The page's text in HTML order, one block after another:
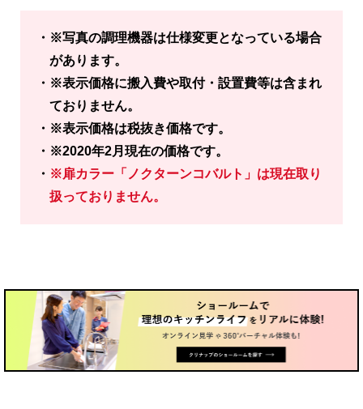
※写真の調理機器は仕様変更となっている場合
があります。
※表示価格に搬入費や取付・設置費等は含まれ
ておりません。
※表示価格は税抜き価格です。
※2020年2月現在の価格です。
※扉カラー「ノクターンコバルト」は現在取り
扱っておりません。